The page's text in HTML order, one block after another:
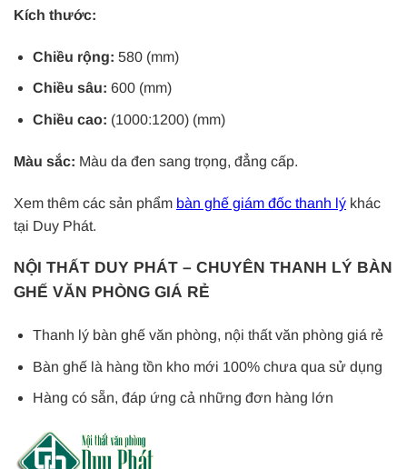
Kích thước:
Chiều rộng: 580 (mm)
Chiều sâu: 600 (mm)
Chiều cao: (1000:1200) (mm)
Màu sắc: Màu da đen sang trọng, đẳng cấp.
Xem thêm các sản phẩm bàn ghế giám đốc thanh lý khác
tại Duy Phát.
NỘI THẤT DUY PHÁT – CHUYÊN THANH LÝ BÀN
GHẾ VĂN PHÒNG GIÁ RẺ
Thanh lý bàn ghế văn phòng, nội thất văn phòng giá rẻ
Bàn ghế là hàng tồn kho mới 100% chưa qua sử dụng
Hàng có sẵn, đáp ứng cả những đơn hàng lớn